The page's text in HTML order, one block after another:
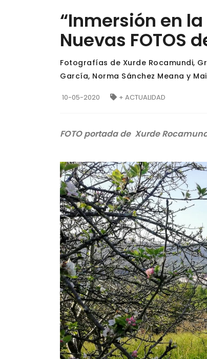
“Inmersión en
Nuevas FOTOS
Fotografías de Xurde Rocamundi,
García, Norma Sánchez Meana y
10-05-2020 + ACTUALIDAD
FOTO portada de Xurde